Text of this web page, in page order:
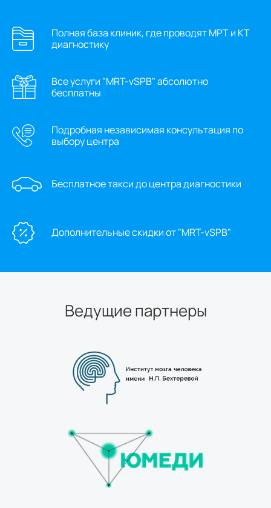
Полная база клиник, где проводят МРТ и КТ
диагностику
Все услуги "MRT-vSPB" абсолютно
бесплатны
Подробная независимая консультация по
выбору центра
Бесплатное такси до центра диагностики
Дополнительные скидки от "MRT-vSPB"
Ведущие партнеры